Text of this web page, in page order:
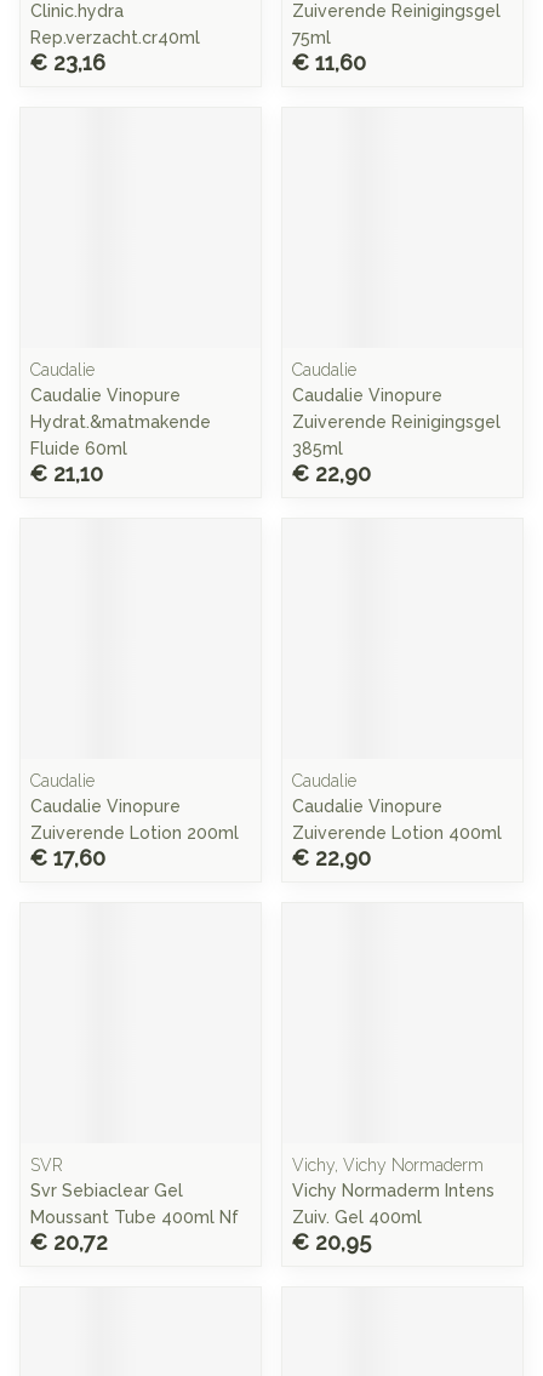
Clinic.hydra
Rep.verzacht.cr40ml
€ 23,16
Zuiverende Reinigingsgel
75ml
€ 11,60
Caudalie
Caudalie Vinopure
Hydrat.&matmakende
Fluide 60ml
€ 21,10
Caudalie
Caudalie Vinopure
Zuiverende Reinigingsgel
385ml
€ 22,90
Caudalie
Caudalie Vinopure
Zuiverende Lotion 200ml
€ 17,60
Caudalie
Caudalie Vinopure
Zuiverende Lotion 400ml
€ 22,90
SVR
Svr Sebiaclear Gel
Moussant Tube 400ml Nf
€ 20,72
Vichy, Vichy Normaderm
Vichy Normaderm Intens
Zuiv. Gel 400ml
€ 20,95